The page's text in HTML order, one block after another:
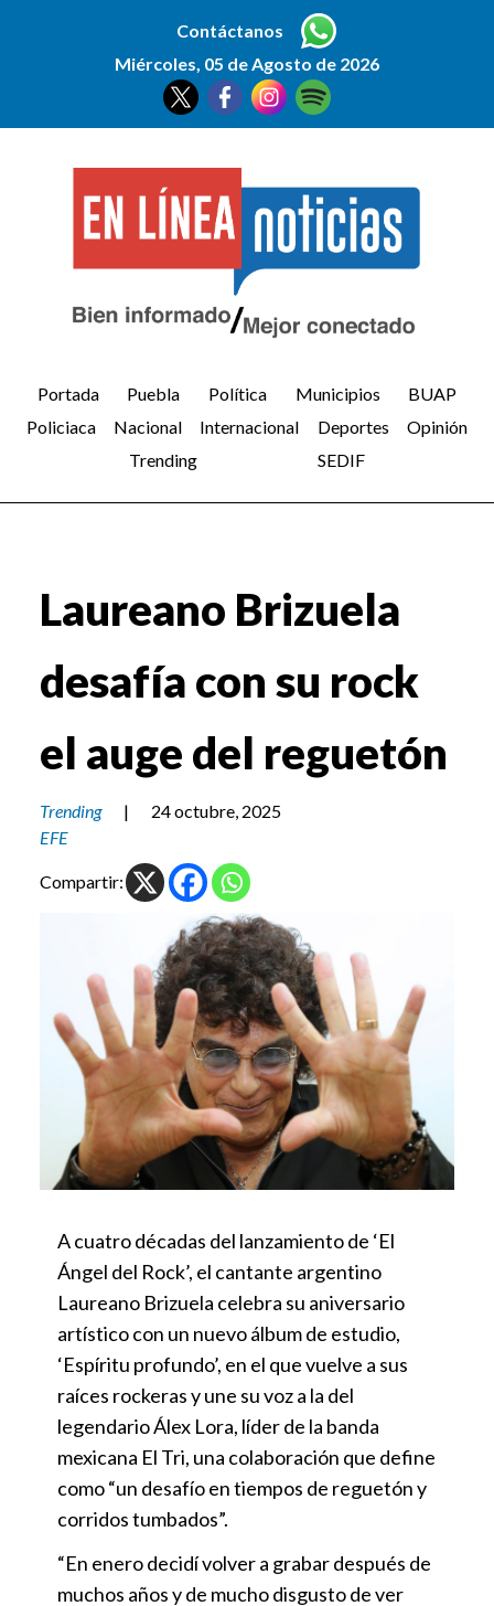
Contáctanos
Miércoles, 05 de Agosto de 2026
Portada Puebla Política Municipios
BUAP
Policiaca
Nacional Internacional Deportes
Opinión
Trending
SEDIF
Laureano Brizuela
desafía con su rock
el auge del reguetón
Trending |
24 octubre, 2025
EFE
Compartir:
A cuatro décadas del lanzamiento de ‘El
Ángel del Rock’, el cantante argentino
Laureano Brizuela celebra su aniversario
artístico con un nuevo álbum de estudio,
‘Espíritu profundo’, en el que vuelve a sus
raíces rockeras y une su voz a la del
legendario Álex Lora, líder de la banda
mexicana El Tri, una colaboración que define
como “un desafío en tiempos de reguetón y
corridos tumbados”.
“En enero decidí volver a grabar después de
muchos años y de mucho disgusto de ver